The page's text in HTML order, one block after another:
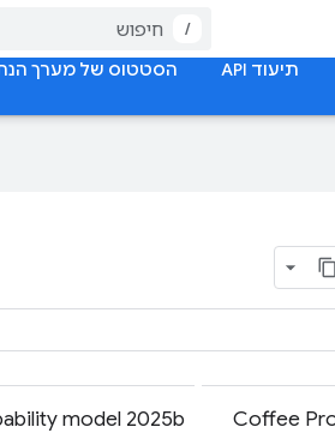
/
תיעוד API הסטטוס של מערך
Coffee
model 2025b